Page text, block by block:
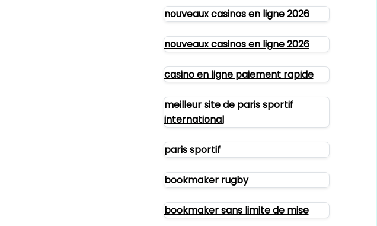
nouveaux casinos en ligne 2026
nouveaux casinos en ligne 2026
casino en ligne paiement rapide
meilleur site de paris sportif
international
paris sportif
bookmaker rugby
bookmaker sans limite de mise